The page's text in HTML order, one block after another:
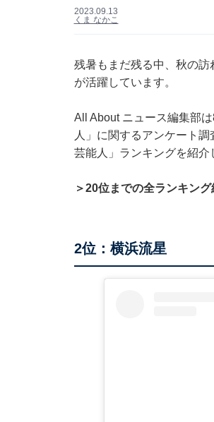
2023.09.13
くま なかこ
残暑もまだ残る中、秋の
が活躍しています。
All About ニュース編集部
人」に関するアンケート
芸能人」ランキングを紹介
＞20位までの全ランキング
2位：横浜流星